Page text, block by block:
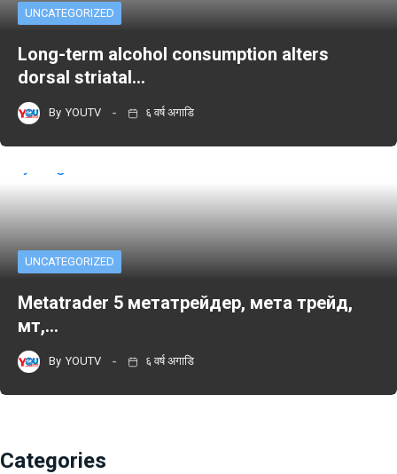
UNCATEGORIZED
Long-term alcohol consumption alters
dorsal striatal…
By YOUTV ६ वर्ष अगाडि
UNCATEGORIZED
Metatrader 5 метатрейдер, мета трейд,
мт,…
By YOUTV ६ वर्ष अगाडि
Categories